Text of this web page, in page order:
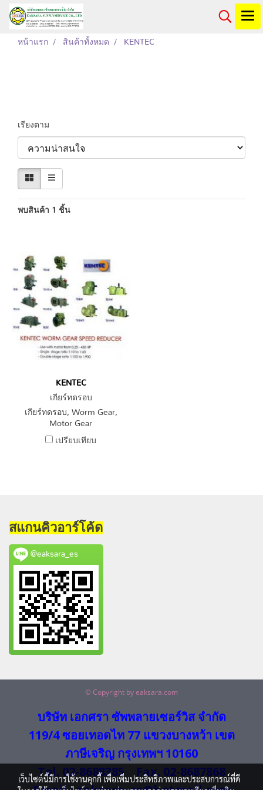
หน้าแรก สินค้าทั้งหมด KENTEC
เรียงตาม
พบสินค้า 1 ชิ้น
KENTEC
เกียร์ทดรอบ
เกียร์ทดรอบ, Worm Gear,
Motor Gear
เปรียบเทียบ
สแกนคิวอาร์โค้ด
@eaksara_es
© Copyright by eaksara.com
บริษัท เอกศรา ซัพพลายเซอร์วิส จำกัด
119/4 ซอยเทอดไท 77 แขวงบางหว้า เขต
ภาษีเจริญ กรุงเทพฯ 10160
Tel. 02-8688385 Fax. 02-8687868
เว็บไซต์นี้มีการใช้งานคุกกี้ เพื่อเพิ่มประสิทธิภาพและประสบการณ์ที่ดี